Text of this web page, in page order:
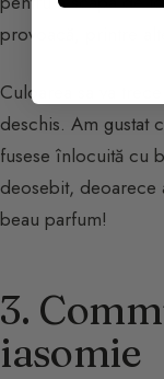
provoacă, printre
Culoarea sa va
deschis. Am gustat
fusese înlocuită cu
deosebit, deoarece
beau parfum!
3.
iasomie